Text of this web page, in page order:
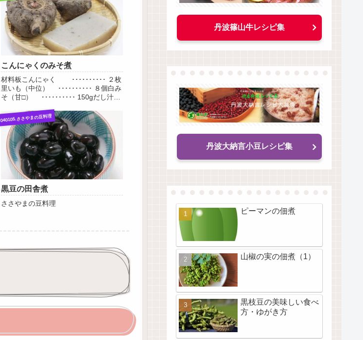
こんにゃくのみそ煮
材料板こんにゃく ･･････････ ２枚
里いも（中位） ･･････････ ８個白み
そ（甘□） ･･････････ 150gだし汁
ゆ ･･････････ 大さじ１砂糖...
040105.ささやまの豆料理
黒豆の田舎煮
ささやまの豆料理
丹波篠山牛レシピ集
丹波大納言小豆レシピ集
ピーマンの佃煮
山椒の実の佃煮（1）
黒枝豆の美味しい食べ
方・ゆがき方